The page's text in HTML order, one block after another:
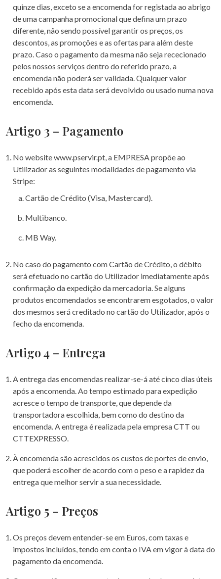
quinze dias, exceto se a encomenda for registada ao abrigo
de uma campanha promocional que defina um prazo
diferente, não sendo possível garantir os preços, os
descontos, as promoções e as ofertas para além deste
prazo. Caso o pagamento da mesma não seja rececionado
pelos nossos serviços dentro do referido prazo, a
encomenda não poderá ser validada. Qualquer valor
recebido após esta data será devolvido ou usado numa nova
encomenda.
Artigo 3 – Pagamento
No website www.pservir.pt, a EMPRESA propõe ao
Utilizador as seguintes modalidades de pagamento via
Stripe:
Cartão de Crédito (Visa, Mastercard).
Multibanco.
MB Way.
No caso do pagamento com Cartão de Crédito, o débito
será efetuado no cartão do Utilizador imediatamente após
confirmação da expedição da mercadoria. Se alguns
produtos encomendados se encontrarem esgotados, o valor
dos mesmos será creditado no cartão do Utilizador, após o
fecho da encomenda.
Artigo 4 – Entrega
A entrega das encomendas realizar-se-á até cinco dias úteis
após a encomenda. Ao tempo estimado para expedição
acresce o tempo de transporte, que depende da
transportadora escolhida, bem como do destino da
encomenda. A entrega é realizada pela empresa CTT ou
CTTEXPRESSO.
À encomenda são acrescidos os custos de portes de envio,
que poderá escolher de acordo com o peso e a rapidez da
entrega que melhor servir a sua necessidade.
Artigo 5 – Preços
Os preços devem entender-se em Euros, com taxas e
impostos incluídos, tendo em conta o IVA em vigor à data do
pagamento da encomenda.